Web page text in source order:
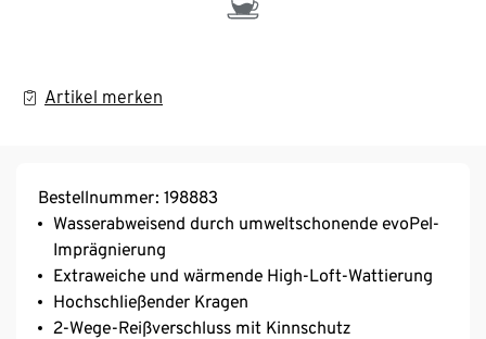
Artikel merken
Bestellnummer: 198883
Wasserabweisend durch umweltschonende evoPel-
Imprägnierung
Extraweiche und wärmende High-Loft-Wattierung
Hochschließender Kragen
2-Wege-Reißverschluss mit Kinnschutz